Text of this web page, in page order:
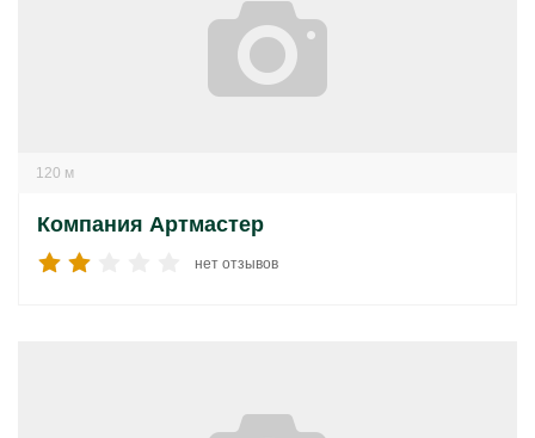
120 м
Компания Артмастер
нет отзывов